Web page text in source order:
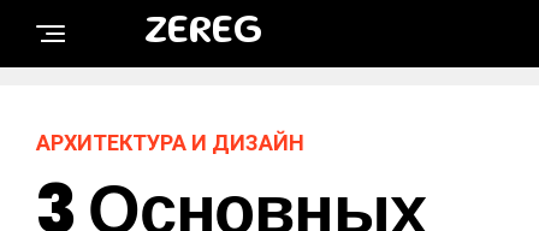
ZEREG
АРХИТЕКТУРА И ДИЗАЙН
3 Основных